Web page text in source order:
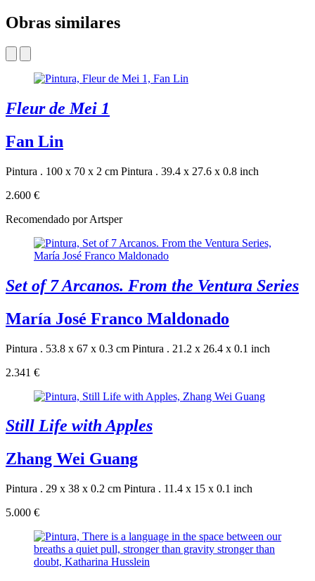
Obras similares
Fleur de Mei 1
Fan Lin
Pintura . 100 x 70 x 2 cm Pintura . 39.4 x 27.6 x 0.8 inch
2.600 €
Recomendado por Artsper
Set of 7 Arcanos. From the Ventura Series
María José Franco Maldonado
Pintura . 53.8 x 67 x 0.3 cm Pintura . 21.2 x 26.4 x 0.1 inch
2.341 €
Still Life with Apples
Zhang Wei Guang
Pintura . 29 x 38 x 0.2 cm Pintura . 11.4 x 15 x 0.1 inch
5.000 €